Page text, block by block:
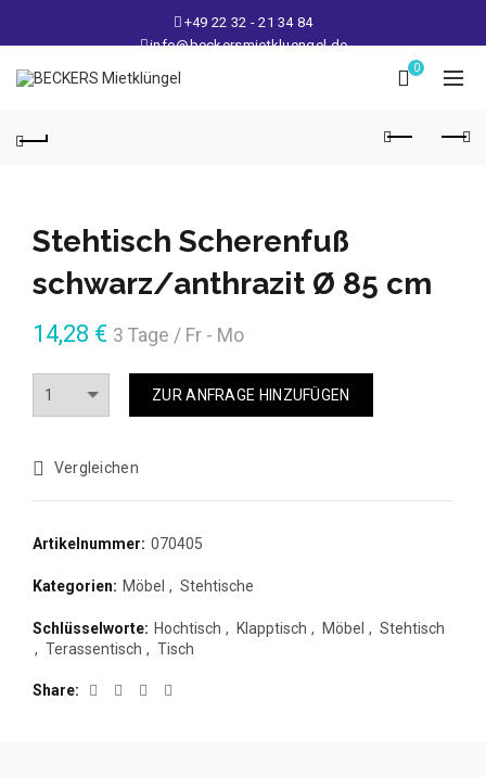
+49 22 32 - 21 34 84
info@beckersmietkluengel.de
Lager: Gutenbergstraße 1 - 50389 Wesseling
Mo - Fr: 9 – 17 Uhr, Sa: 9 – 12 Uhr
0
Stehtisch Scherenfuß
schwarz/anthrazit Ø 85 cm
14,28 € 3 Tage / Fr - Mo
ZUR ANFRAGE HINZUFÜGEN
Vergleichen
Artikelnummer: 070405
Kategorien: Möbel , Stehtische
Schlüsselworte: Hochtisch , Klapptisch , Möbel , Stehtisch
, Terassentisch , Tisch
Share